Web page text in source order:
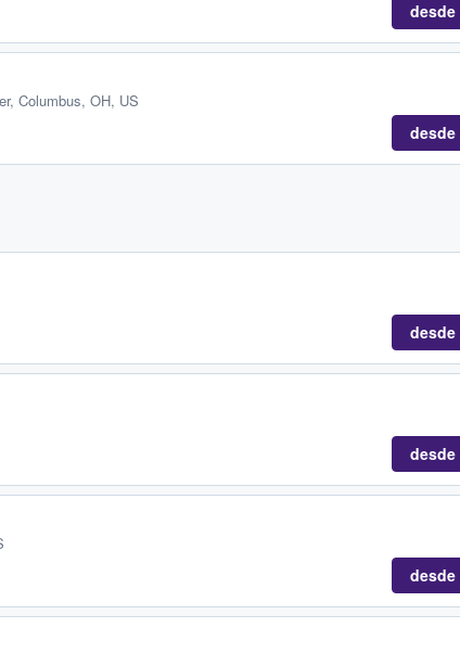
desde
, Columbus, OH, US
desde
desde
desde
desde